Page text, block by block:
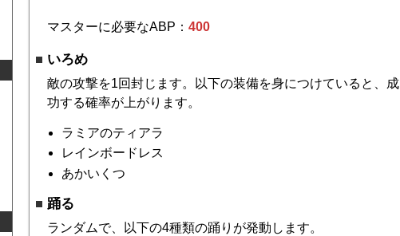
マスターに必要なABP：400
いろめ
敵の攻撃を1回封じます。以下の装備を身につけていると、成
功する確率が上がります。
ラミアのティアラ
レインボードレス
あかいくつ
踊る
ランダムで、以下の4種類の踊りが発動します。